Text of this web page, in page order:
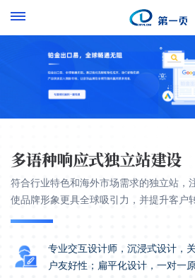
多语种响应式独立站建设
符合行业特色和海外市场需求的独立站，
使品牌形象更具全球吸引力，并提升客户
专业交互设计师，沉浸式设计，
户友好性；扁平化设计，一对一